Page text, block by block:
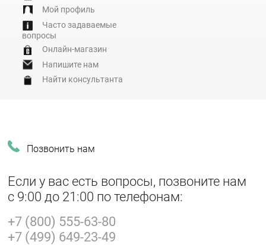
Мой профиль
Часто задаваемые
вопросы
Онлайн-магазин
Напишите нам
Найти консультанта
Позвонить нам
Если у вас есть вопросы, позвоните нам
с 9:00 до 21:00 по телефонам:
+7 (800) 555-63-80
+7 (499) 649-23-49